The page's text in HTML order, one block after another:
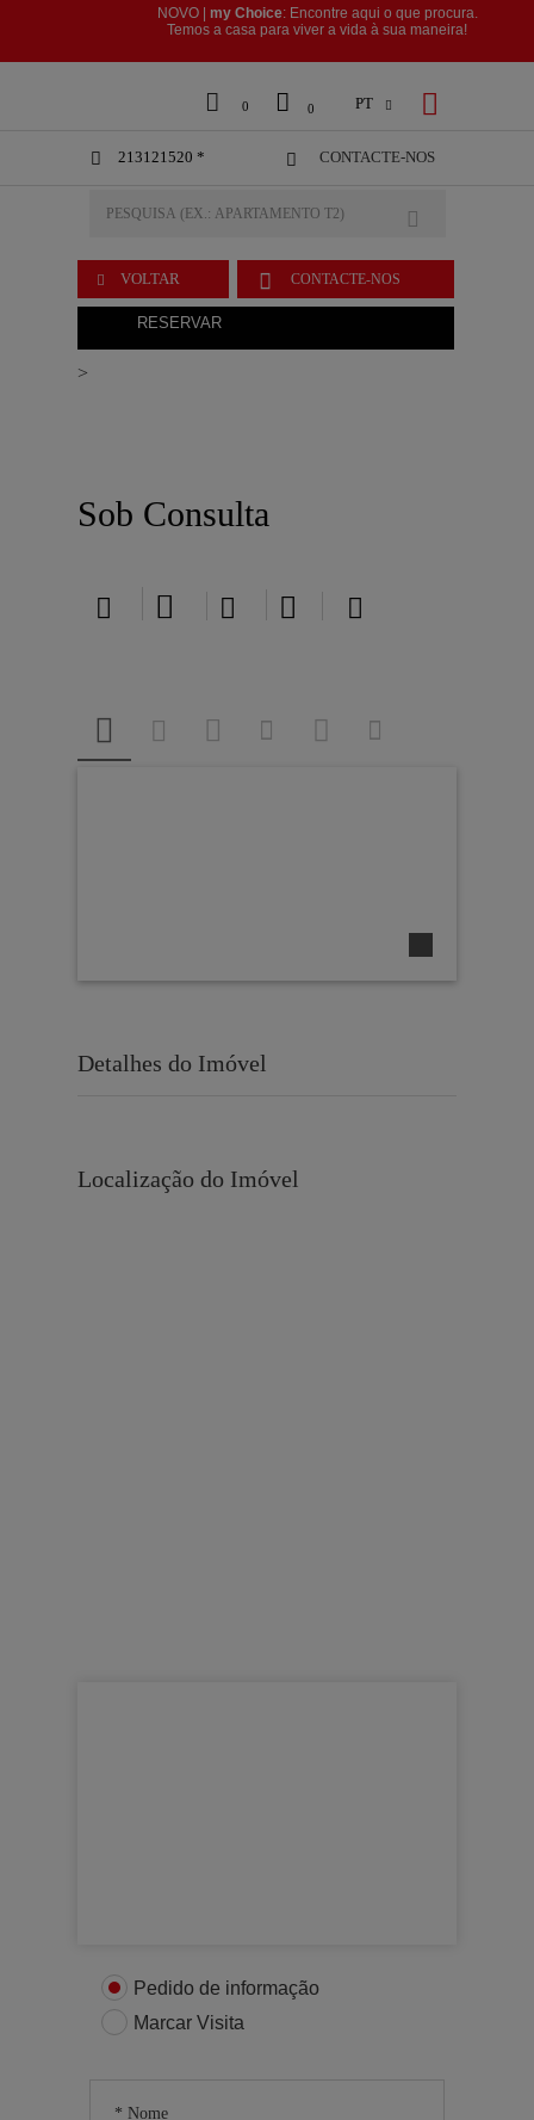
PT  
CONTACTE-NOS
 0  0
 213121520 * 
NOVO | my Choice: Encontre aqui o que procura.
​​​​​​​Temos a casa para viver a vida à sua maneira!
>
Sob Consulta
    
Detalhes do Imóvel
Localização do Imóvel
Pedido de informação
Marcar Visita
 VOLTAR  CONTACTE-NOS
RESERVAR